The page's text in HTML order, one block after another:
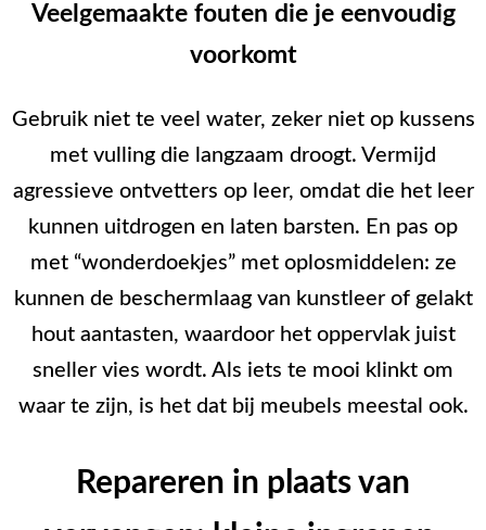
Veelgemaakte fouten die je eenvoudig
voorkomt
Gebruik niet te veel water, zeker niet op kussens
met vulling die langzaam droogt. Vermijd
agressieve ontvetters op leer, omdat die het leer
kunnen uitdrogen en laten barsten. En pas op
met “wonderdoekjes” met oplosmiddelen: ze
kunnen de beschermlaag van kunstleer of gelakt
hout aantasten, waardoor het oppervlak juist
sneller vies wordt. Als iets te mooi klinkt om
waar te zijn, is het dat bij meubels meestal ook.
Repareren in plaats van